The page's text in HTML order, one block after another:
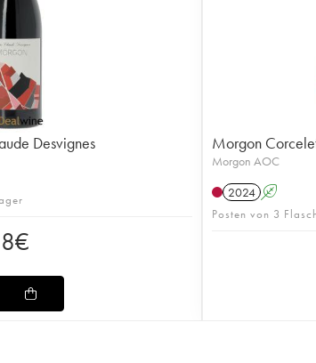
Desvignes
€
Morgon
Morgon AOC
2024 A
Posten von 3